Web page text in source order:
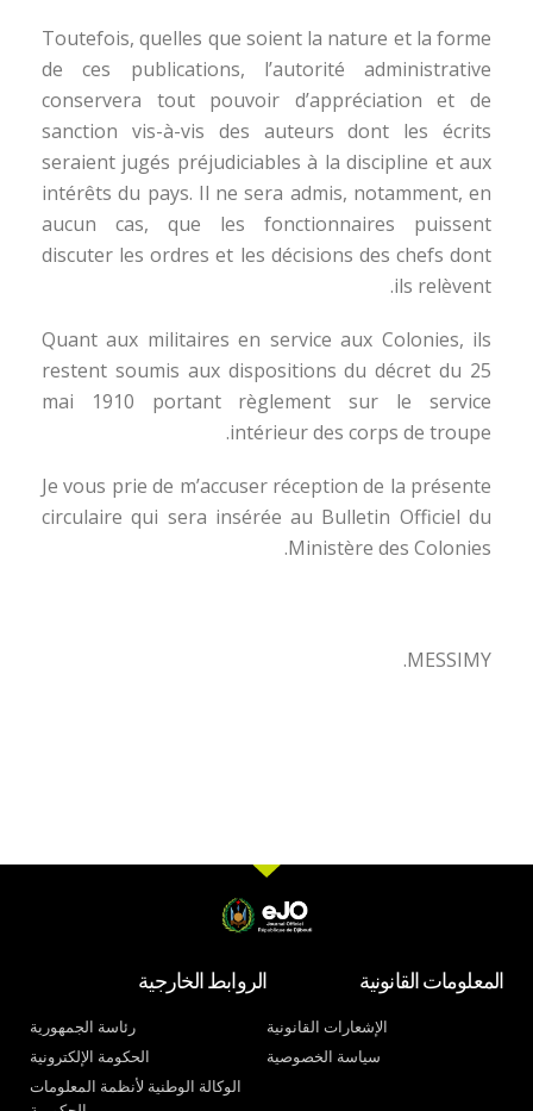
Toutefois, quelles que soient la nature et la forme
de ces publications, l’autorité administrative
conservera tout pouvoir d’appréciation et de
sanction vis-à-vis des auteurs dont les écrits
seraient jugés préjudiciables à la discipline et aux
intérêts du pays. Il ne sera admis, notamment, en
aucun cas, que les fonctionnaires puissent
discuter les ordres et les décisions des chefs dont
ils relèvent.
Quant aux militaires en service aux Colonies, ils
restent soumis aux dispositions du décret du 25
mai 1910 portant règlement sur le service
intérieur des corps de troupe.
Je vous prie de m’accuser réception de la présente
circulaire qui sera insérée au Bulletin Officiel du
Ministère des Colonies.
MESSIMY.
المعلومات القانونية
الإشعارات القانونية
سياسة الخصوصية
الروابط الخارجية
رئاسة الجمهورية
الحكومة الإلكترونية
الوكالة الوطنية لأنظمة المعلومات